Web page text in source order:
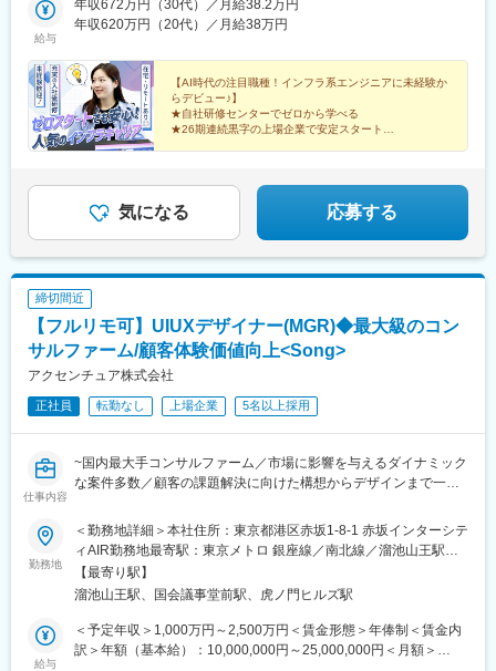
所】大阪府大阪市北区【札幌事業所】北海道札幌市【大宮事業
【宇都宮事業所】栃木県宇都宮市【名古屋事業所】愛知県刈谷市
【広島事業所】広島県広島市中区【福岡事業所】福岡県福岡市博
多区【静岡オフィス】静岡県静岡市葵区【名古屋オフィス】愛知
県名古屋市西区【神戸オフィス】兵庫県神戸市中央区【滋賀オフ
ィス】滋賀県大津市【北九州オフィス】福岡県北九州市小倉北区
【J-college（研修センター）】神奈川県川崎市川崎区■ 主な配属
横浜市/海老名市【埼玉】さいたま市【大阪】大阪市
給与
年収672万円（30代）／月給38.2万円
年収620万円（20代）／月給38万円
【AI時代の注目職種！インフラ系エンジニアに未経験か
らデビュー♪】
★自社研修センターでゼロから学べる
★26期連続黒字の上場企業で安定スタート
気になる 応募する
締切間近
【フルリモ可】UIUXデザイナー(MGR)◆最大級のコン
サルファーム/顧客体験価値向上<Song>
アクセンチュア株式会社
正社員 転勤なし 上場企業 5名以上採用
仕事内容
~国内最大手コンサルファーム／市場に影響を与えるダイナミック
な案件多数／顧客の課題解決に向けた構想からデザインまで一貫
●資生堂、PRADA等大手toC企業へのご支援も多数
●【全国フルリモート×残業抑制施策×有給取得率は85％】と働き
方◎
■Song部門について：
顧客体験価値向上のために、“どうしたら売れるのか”だけでな
く“どうしたら新しい顧客体験を提供できるのか”という点でサービ
勤務地
＜勤務地詳細＞本社住所：東京都港区赤坂1-8-1 赤坂インターシテ
ィAIR勤務地最寄駅：東京メトロ 銀座線／南北線／溜池山王駅受
動喫煙対策：屋内全面禁煙変更の範囲：会社の定める事業所（リ
モートワーク含む）
【最寄り駅】
溜池山王駅、国会議事堂前駅、虎ノ門ヒルズ駅
給与
＜予定年収＞1,000万円～2,500万円＜賃金形態＞年俸制＜賃金内
訳＞年額（基本給）：10,000,000円～25,000,000円＜月額＞